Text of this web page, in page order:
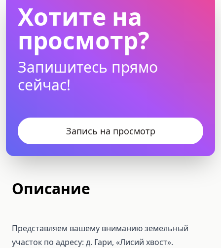
Хотите на
просмотр?
Запишитесь прямо
сейчас!
Запись на просмотр
Описание
Представляем вашему вниманию земельный
участок по адресу: д. Гари, «Лисий хвост».